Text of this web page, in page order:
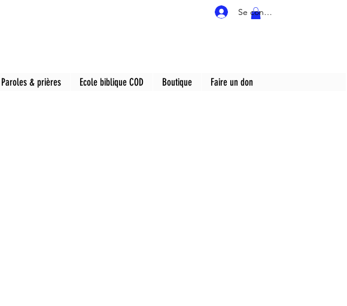
Se connecter
Paroles & prières Ecole biblique COD Boutique Faire un don